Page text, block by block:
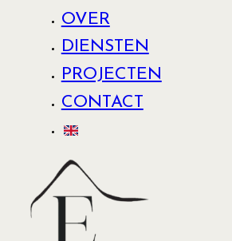
OVER
DIENSTEN
PROJECTEN
CONTACT